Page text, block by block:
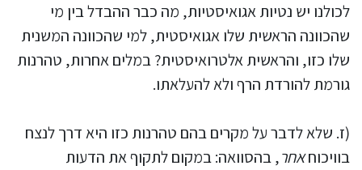
לכולנו יש נטיות אגואיסטיות, מה כבר ההבדל בין מי
שהכוונה הראשית שלו אגואיסטית, למי שהכוונה המשנית
שלו כזו, והראשית אלטרואיסטית? במלים אחרות, טהרנות
גורמת להורדת הרף ולא להעלאתו.
(ז. שלא לדבר על מקרים בהם טהרנות כזו היא דרך לנצח
בוויכוחאחר, בהסוואה: במקום לתקוף את הדעות